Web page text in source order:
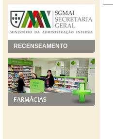
RECENSEAMENTO